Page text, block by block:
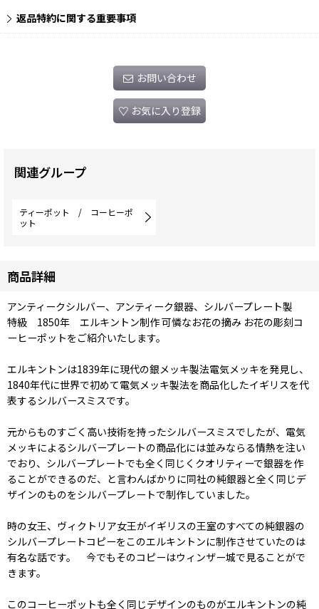
返品特約に関する重要事項
お問い合わせ
お気に入り登録
関連グループ
ティーポット / コーヒーポ
ット
商品詳細
アンティークシルバー、アンティーク銀器、シルバープレート製
特級 1850年 エルキントン制作 可憐なお花の摘み お花の彫刻コ
ーヒーポットをご紹介いたします。
エルキントンは1839年に現代の銀メッキ製法電気メッキを発見し、
1840年代に世界で初めて電気メッキ製法を商品化したイギリスを代
表するシルバースミスです。
元からものすごく高い技術を持ったシルバースミスでしたが、電気
メッキによるシルバープレートの商品化には並みならる情熱を注い
でおり、シルバープレートでも全く同じくクオリティーで銀器を作
ることができるのだ、と言わんばかりに同社の純銀器と全く同じデ
ザインのものをシルバープレートで制作していました。
時の女王、ヴィクトリア女王がイギリスの王室のすべての純銀器の
シルバープレートコピーをこのエルキントンに制作させていたのは
有名な話です。 今でもそのコピーはウィンザー城で見ることがで
きます。
このコーヒーポットも全く同じデザインのものがエルキントンの純